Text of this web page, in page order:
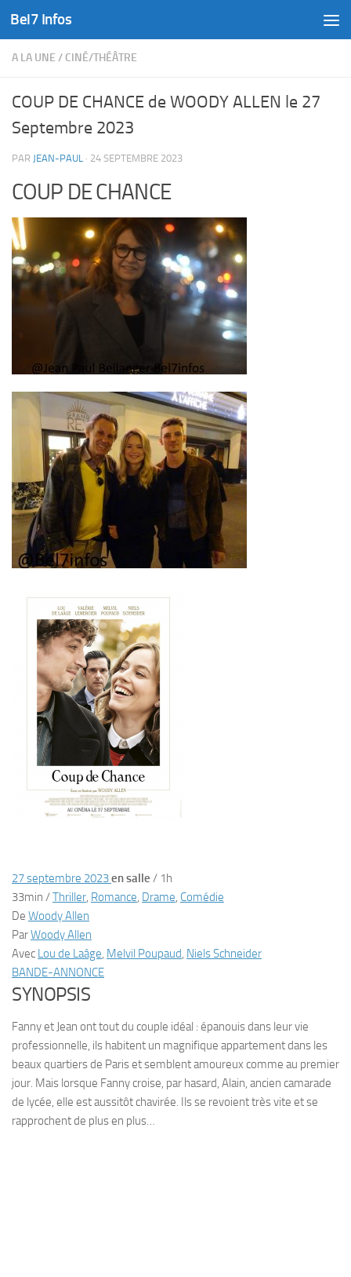
Skip to content
Bel7 Infos
A LA UNE / CINÉ/THÉÂTRE
COUP DE CHANCE de WOODY ALLEN le 27
Septembre 2023
PAR JEAN-PAUL · 24 SEPTEMBRE 2023
COUP DE CHANCE
27 septembre 2023en salle / 1h
33min /Thriller, Romance, Drame, Comédie
De Woody Allen
ParWoody Allen
Avec Lou de Laâge, Melvil Poupaud, Niels Schneider
BANDE-ANNONCE
SYNOPSIS
Fanny et Jean ont tout du couple idéal : épanouis dans leur vie
professionnelle, ils habitent un magnifique appartement dans les
beaux quartiers de Paris et semblent amoureux comme au premier
jour. Mais lorsque Fanny croise, par hasard, Alain, ancien camarade
de lycée, elle est aussitôt chavirée. Ils se revoient très vite et se
rapprochent de plus en plus…